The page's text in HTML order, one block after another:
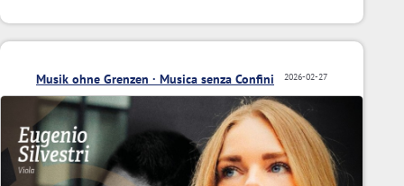
2026-02-27
Musik ohne Grenzen · Musica senza Confini